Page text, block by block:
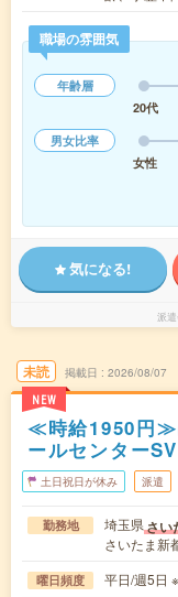
職場の雰囲気
年齢層
20代
男女比率
女性
気になる!
派
未読
NEW
掲載日 2026/08/07
≪時給1950円≫
ールセンターSV
土日祝日が休み 派遣
勤務地 埼玉県さい
さいたま新
曜日頻度 平日/週5日